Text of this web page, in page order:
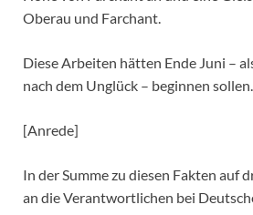
Oberau und Farchant.
Diese Arbeiten hätten Ende Juni –
nach dem Unglück – beginnen sollen.
[Anrede]
In der Summe zu diesen Fakten auf
an die Verantwortlichen bei